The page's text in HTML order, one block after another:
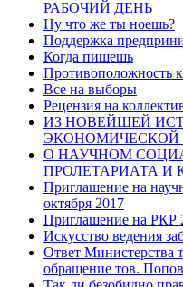
РАБОЧИЙ ДЕНЬ
Ну что же ты ноешь?
Поддержка
Когда пишешь
Противоположность
Все на выборы
Рецензия на
ИЗ НОВЕЙШЕЙ
ЭКОНОМИЧЕСКОЙ
О НАУЧНОМ
ПРОЛЕТАРИАТА И
Приглашение на
октября 2017
Приглашение на РКР
Искусство ведения
Ответ Министерства
обращение тов.